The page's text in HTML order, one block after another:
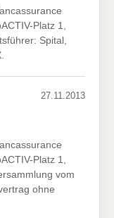
Platz 1,
Spital,
27.11.2013
Platz 1,
vom
ohne